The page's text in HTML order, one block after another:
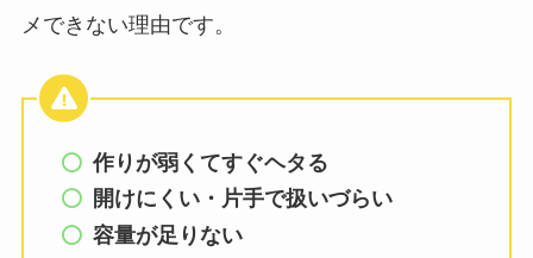
メできない理由です。
作りが弱くてすぐヘタる
開けにくい・片手で扱いづらい
容量が足りない